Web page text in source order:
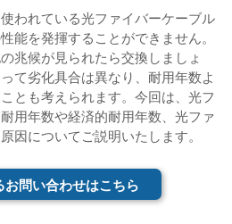
われている光ファイバーケーブル
能を発揮することができません。
兆候が見られたら交換しましょ
て劣化具合は異なり、耐用年数よ
とも考えられます。今回は、光フ
用年数や経済的耐用年数、光ファ
因についてご説明いたします。
お問い合わせはこちら